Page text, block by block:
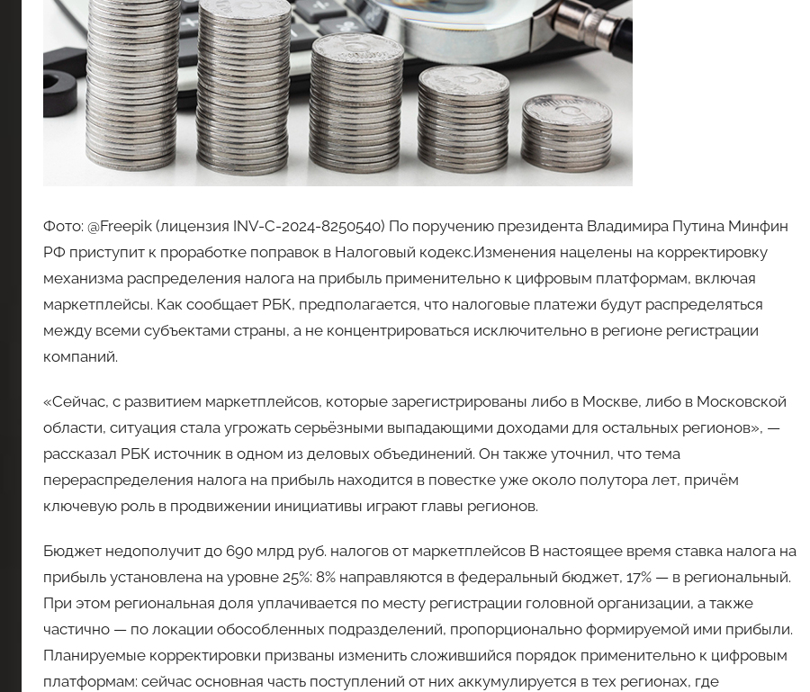
Фото: @Freepik (лицензия INV-C-2024-8250540) По поручению президента Владимира Путина Минфин
РФ приступит к проработке поправок в Налоговый кодекс.Изменения нацелены на корректировку
механизма распределения налога на прибыль применительно к цифровым платформам, включая
маркетплейсы. Как сообщает РБК, предполагается, что налоговые платежи будут распределяться
между всеми субъектами страны, а не концентрироваться исключительно в регионе регистрации
компаний.
«Сейчас, с развитием маркетплейсов, которые зарегистрированы либо в Москве, либо в Московской
области, ситуация стала угрожать серьёзными выпадающими доходами для остальных регионов», —
рассказал РБК источник в одном из деловых объединений. Он также уточнил, что тема
перераспределения налога на прибыль находится в повестке уже около полутора лет, причём
ключевую роль в продвижении инициативы играют главы регионов.
Бюджет недополучит до 690 млрд руб. налогов от маркетплейсов В настоящее время ставка налога на
прибыль установлена на уровне 25%: 8% направляются в федеральный бюджет, 17% — в региональный.
При этом региональная доля уплачивается по месту регистрации головной организации, а также
частично — по локации обособленных подразделений, пропорционально формируемой ими прибыли.
Планируемые корректировки призваны изменить сложившийся порядок применительно к цифровым
платформам: сейчас основная часть поступлений от них аккумулируется в тех регионах, где